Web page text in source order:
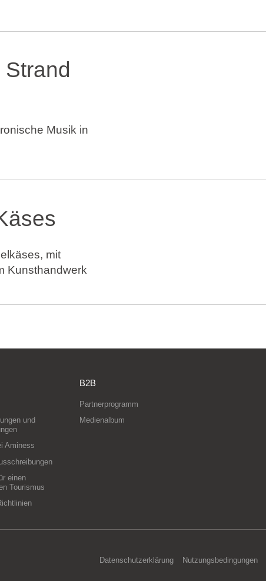
Musik in
mit
Kunsthandwerk
und
Aminess
einen
Tourismus
B2B
Partnerprogramm
Medienalbum
Datenschutzerklärung Nutzungsbedingungen